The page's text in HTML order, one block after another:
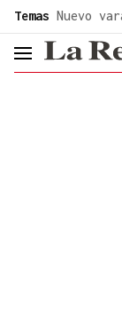
Temas Nuevo